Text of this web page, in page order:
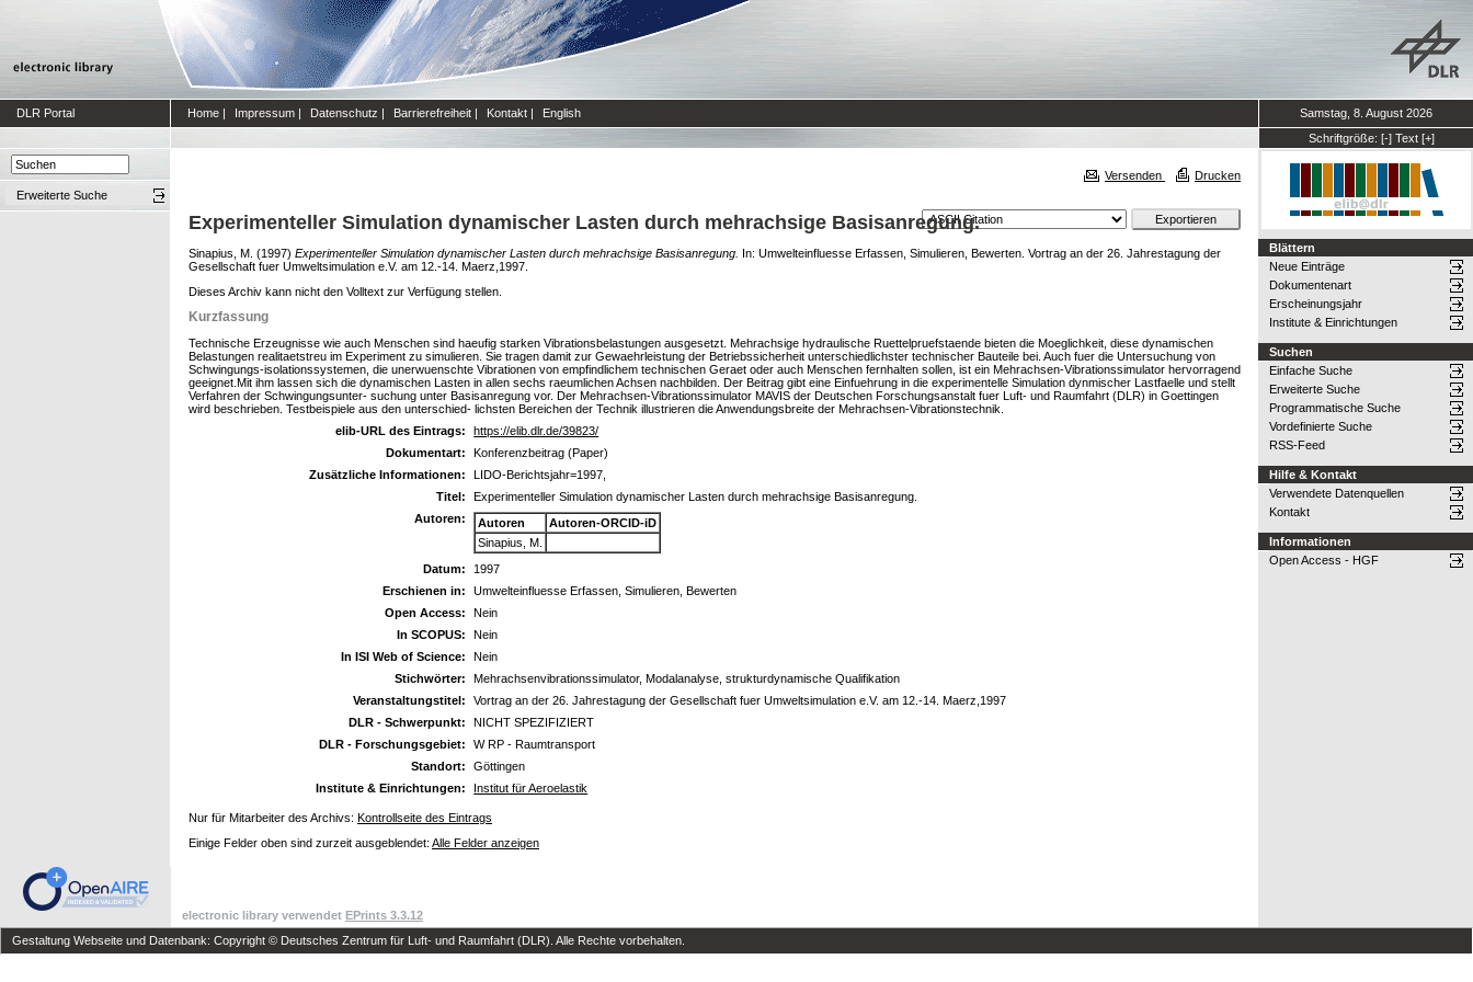
DLR Portal Home | Impressum | Datenschutz | Barrierefreiheit | Kontakt | English
Samstag, 8. August 2026
Schriftgröße: [-] Text [+]
Erweiterte Suche
Versenden Drucken
Experimenteller Simulation dynamischer Lasten durch mehrachsige Basisanregung.
Sinapius, M. (1997) Experimenteller Simulation dynamischer Lasten durch mehrachsige Basisanregung. In: Umwelteinfluesse Erfassen, Simulieren, Bewerten. Vortrag an der 26. Jahrestagung der
Gesellschaft fuer Umweltsimulation e.V. am 12.-14. Maerz,1997.
Dieses Archiv kann nicht den Volltext zur Verfügung stellen.
Kurzfassung
Technische Erzeugnisse wie auch Menschen sind haeufig starken Vibrationsbelastungen ausgesetzt. Mehrachsige hydraulische Ruettelpruefstaende bieten die Moeglichkeit, diese dynamischen
Belastungen realitaetstreu im Experiment zu simulieren. Sie tragen damit zur Gewaehrleistung der Betriebssicherheit unterschiedlichster technischer Bauteile bei. Auch fuer die Untersuchung von
Schwingungs-isolationssystemen, die unerwuenschte Vibrationen von empfindlichem technischen Geraet oder auch Menschen fernhalten sollen, ist ein Mehrachsen-Vibrationssimulator hervorragend
geeignet.Mit ihm lassen sich die dynamischen Lasten in allen sechs raeumlichen Achsen nachbilden. Der Beitrag gibt eine Einfuehrung in die experimentelle Simulation dynmischer Lastfaelle und stellt
Verfahren der Schwingungsunter- suchung unter Basisanregung vor. Der Mehrachsen-Vibrationssimulator MAVIS der Deutschen Forschungsanstalt fuer Luft- und Raumfahrt (DLR) in Goettingen
wird beschrieben. Testbeispiele aus den unterschied- lichsten Bereichen der Technik illustrieren die Anwendungsbreite der Mehrachsen-Vibrationstechnik.
elib-URL des Eintrags:
https://elib.dlr.de/39823/
Dokumentart:
Konferenzbeitrag (Paper)
Zusätzliche Informationen:
LIDO-Berichtsjahr=1997,
Titel:
Experimenteller Simulation dynamischer Lasten durch mehrachsige Basisanregung.
Autoren:
Autoren
Autoren-ORCID-iD
Sinapius, M.
Datum:
1997
Erschienen in:
Umwelteinfluesse Erfassen, Simulieren, Bewerten
Open Access:
Nein
In SCOPUS:
Nein
In ISI Web of Science:
Nein
Stichwörter:
Mehrachsenvibrationssimulator, Modalanalyse, strukturdynamische Qualifikation
Veranstaltungstitel:
Vortrag an der 26. Jahrestagung der Gesellschaft fuer Umweltsimulation e.V. am 12.-14. Maerz,1997
DLR - Schwerpunkt:
NICHT SPEZIFIZIERT
DLR - Forschungsgebiet:
W RP - Raumtransport
Standort:
Göttingen
Institute & Einrichtungen:
Institut für Aeroelastik
Nur für Mitarbeiter des Archivs: Kontrollseite des Eintrags
Einige Felder oben sind zurzeit ausgeblendet: Alle Felder anzeigen
Blättern
Neue Einträge
Dokumentenart
Erscheinungsjahr
Institute & Einrichtungen
Suchen
Einfache Suche
Erweiterte Suche
Programmatische Suche
Vordefinierte Suche
RSS-Feed
Hilfe & Kontakt
Verwendete Datenquellen
Kontakt
Informationen
Open Access - HGF
electronic library verwendet EPrints 3.3.12
Gestaltung Webseite und Datenbank: Copyright © Deutsches Zentrum für Luft- und Raumfahrt (DLR). Alle Rechte vorbehalten.